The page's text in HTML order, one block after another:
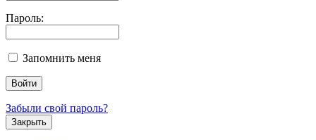
Пароль:
Запомнить меня
Забыли свой пароль?
Закрыть